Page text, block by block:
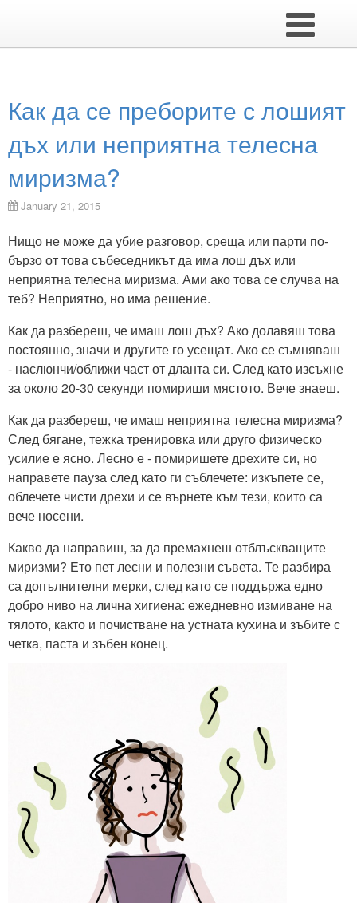
Как да се преборите с лошият
дъх или неприятна телесна
миризма?
January 21, 2015
Нищо не може да убие разговор, среща или парти по-
бързо от това събеседникът да има лош дъх или
неприятна телесна миризма. Ами ако това се случва на
теб? Неприятно, но има решение.
Как да разбереш, че имаш лош дъх? Ако долавяш това
постоянно, значи и другите го усещат. Ако се съмняваш
- наслюнчи/оближи част от дланта си. След като изсъхне
за около 20-30 секунди помириши мястото. Вече знаеш.
Как да разбереш, че имаш неприятна телесна миризма?
След бягане, тежка тренировка или друго физическо
усилие е ясно. Лесно е - помиришете дрехите си, но
направете пауза след като ги съблечете: изкъпете се,
облечете чисти дрехи и се върнете към тези, които са
вече носени.
Какво да направиш, за да премахнеш отблъскващите
миризми? Ето пет лесни и полезни съвета. Те разбира
са допълнителни мерки, след като се поддържа едно
добро ниво на лична хигиена: ежедневно измиване на
тялото, както и почистване на устната кухина и зъбите с
четка, паста и зъбен конец.